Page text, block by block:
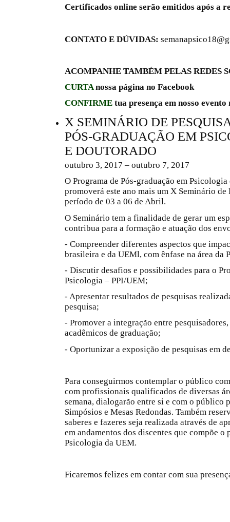
Certificados online serão emitidos após a
CONTATO E DÚVIDAS:
ACOMPANHE TAMBÉM PELAS REDES
CURTAnossa página no Facebook
CONFIRME tua presença em nosso evento
X SEMINÁRIO DE
PÓS-GRADUAÇÃO EM
E DOUTORADO
outubro 3, 2017 – outubro 7, 2017
O Programa de Pós-graduação em
promoverá este ano mais um X Seminário de
período de 03 a 06 de Abril.
O Seminário tem a finalidade de gerar um
contribua para a formação e atuação dos
- Compreender diferentes aspectos que
brasileira e da UEMl, com ênfase na área da
- Discutir desafios e possibilidades para o
Psicologia – PPI/UEM;
- Apresentar resultados de pesquisas
pesquisa;
- Promover a integração entre
acadêmicos de graduação;
- Oportunizar a exposição de pesquisas em
Para conseguirmos contemplar o público
com profissionais qualificados de diversas
semana, dialogarão entre si e com o público
Simpósios e Mesas Redondas. Também
saberes e fazeres seja realizada através de
em andamentos dos discentes que compõe o
Psicologia da UEM.
Ficaremos felizes em contar com sua